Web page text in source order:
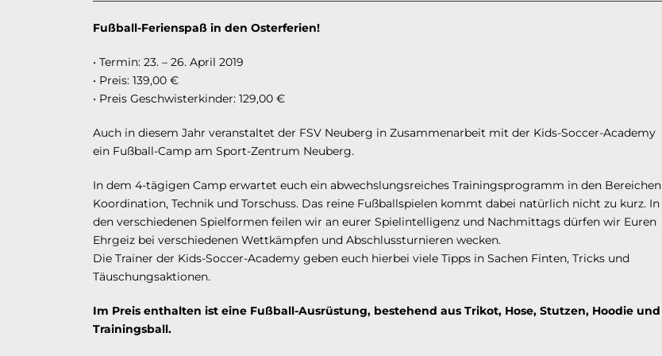
Fußball-Ferienspaß in den Osterferien!
• Termin: 23. – 26. April 2019
• Preis: 139,00 €
• Preis Geschwisterkinder: 129,00 €
Auch in diesem Jahr veranstaltet der FSV Neuberg in Zusammenarbeit mit der Kids-Soccer-Academy
ein Fußball-Camp am Sport-Zentrum Neuberg.
In dem 4-tägigen Camp erwartet euch ein abwechslungsreiches Trainingsprogramm in den Bereichen
Koordination, Technik und Torschuss. Das reine Fußballspielen kommt dabei natürlich nicht zu kurz. In
den verschiedenen Spielformen feilen wir an eurer Spielintelligenz und Nachmittags dürfen wir Euren
Ehrgeiz bei verschiedenen Wettkämpfen und Abschlussturnieren wecken.
Die Trainer der Kids-Soccer-Academy geben euch hierbei viele Tipps in Sachen Finten, Tricks und
Täuschungsaktionen.
Im Preis enthalten ist eine Fußball-Ausrüstung, bestehend aus Trikot, Hose, Stutzen, Hoodie und
Trainingsball.